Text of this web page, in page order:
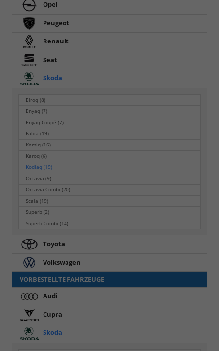
Opel
Peugeot
Renault
Seat
Skoda
Elroq(8)
Enyaq(7)
Enyaq Coupé(7)
Fabia(19)
Kamiq(16)
Karoq(6)
Kodiaq(19)
Octavia(9)
Octavia Combi(20)
Scala(19)
Superb(2)
Superb Combi(14)
Toyota
Volkswagen
VORBESTELLTE FAHRZEUGE
Audi
Cupra
Skoda